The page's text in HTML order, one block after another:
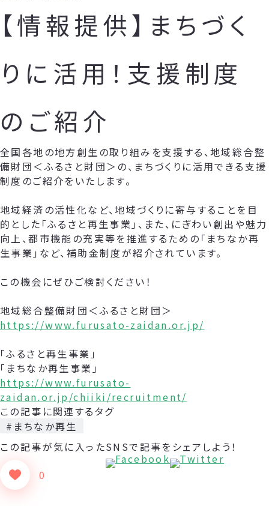
【情報提供】まちづく
りに活用！支援制度
のご紹介
全国各地の地方創生の取り組みを支援する、地域総合整
備財団＜ふるさと財団＞の、まちづくりに活用できる支援
制度のご紹介をいたします。
地域経済の活性化など、地域づくりに寄与することを目
的とした「ふるさと再生事業」、また、にぎわい創出や魅力
向上、都市機能の充実等を推進するための「まちなか再
生事業」など、補助金制度が紹介されています。
この機会にぜひご検討ください！
地域総合整備財団＜ふるさと財団＞
https://www.furusato-zaidan.or.jp/
「ふるさと再生事業」
「まちなか再生事業」
https://www.furusato-
zaidan.or.jp/chiiki/recruitment/
この記事に関連するタグ
#まちなか再生
この記事が気に入った
0
SNSで記事をシェアしよう！